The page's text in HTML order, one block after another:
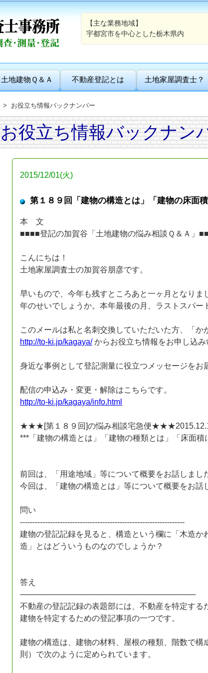
【主な業務地域】
宇都宮市を中心とした栃木県内
土地建物Ｑ＆Ａ 不動産登記とは 土地家屋調査士？
お役立ち情報バックナンバー
お役立ち情報バックナン
2015/12/01(火)
第１８９回「建物の構造とは」「建物の床面
本 文
■■■■登記の加賀谷「土地建物の悩み相談Ｑ＆Ａ」
こんにちは！
土地家屋調査士の加賀谷朋彦です。
早いもので、今年も残すところあと一ヶ月となり
年のせいでしょうか。本年最後の月、ラストスパー
このメールは私と名刺交換していただいた方、「か
http://to-ki.jp/kagaya/からお役立ち情報をお申し込み
身近な事例として登記測量に役立つメッセージをお
配信の申込み・変更・解除はこちらです。
http://to-ki.jp/kagaya/info.html
★★★[第１８９回]の悩み相談宅急便
***「建物の構造とは」「建物の種類とは」「床面
前回は、「用途地域」等について概要をお話しまし
今回は、「建物の構造とは」等について概要をお話
問い
------------------------------------------------------------------
建物の登記記録を見ると、構造という欄に「木造
造」とはどういうものなのでしょうか？
答え
────────────────────────────────
不動産の登記記録の表題部には、不動産を特定する
建物を特定するための登記事項の一つです。
建物の構造は、建物の材料、屋根の種類、階数で
則）で次のように定められています。